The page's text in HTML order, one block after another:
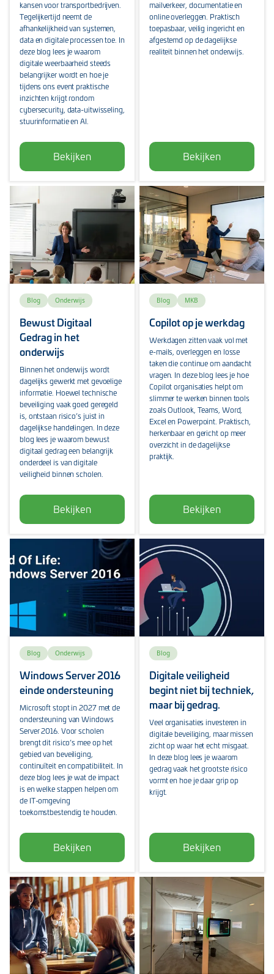
kansen voor transportbedrijven.
Tegelijkertijd neemt de
afhankelijkheid van systemen,
data en digitale processen toe. In
deze blog lees je waarom
digitale weerbaarheid steeds
belangrijker wordt en hoe je
tijdens ons event praktische
inzichten krijgt rondom
cybersecurity, data-uitwisseling,
stuurinformatie en AI.
Bekijken
mailverkeer, documentatie en
online overleggen. Praktisch
toepasbaar, veilig ingericht en
afgestemd op de dagelijkse
realiteit binnen het onderwijs.
Bekijken
Blog Onderwijs
Bewust Digitaal
Gedrag in het
onderwijs
Binnen het onderwijs wordt
dagelijks gewerkt met gevoelige
informatie. Hoewel technische
beveiliging vaak goed geregeld
is, ontstaan risico’s juist in
dagelijkse handelingen. In deze
blog lees je waarom bewust
digitaal gedrag een belangrijk
onderdeel is van digitale
veiligheid binnen scholen.
Bekijken
Blog MKB
Copilot op je werkdag
Werkdagen zitten vaak vol met
e-mails, overleggen en losse
taken die continue om aandacht
vragen. In deze blog lees je hoe
Copilot organisaties helpt om
slimmer te werken binnen tools
zoals Outlook, Teams, Word,
Excel en Powerpoint. Praktisch,
herkenbaar en gericht op meer
overzicht in de dagelijkse
praktijk.
Bekijken
Blog Onderwijs
Windows Server 2016
einde ondersteuning
Microsoft stopt in 2027 met de
ondersteuning van Windows
Server 2016. Voor scholen
brengt dit risico’s mee op het
gebied van beveiliging,
continuïteit en compatibiliteit. In
deze blog lees je wat de impact
is en welke stappen helpen om
de IT-omgeving
toekomstbestendig te houden.
Bekijken
Blog
Digitale veiligheid
begint niet bij techniek,
maar bij gedrag.
Veel organisaties investeren in
digitale beveiliging, maar missen
zicht op waar het echt misgaat.
In deze blog lees je waarom
gedrag vaak het grootste risico
vormt en hoe je daar grip op
krijgt.
Bekijken